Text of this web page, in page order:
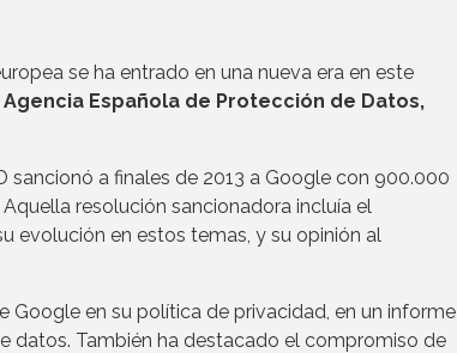
se ha entrado en una nueva era en este
Agencia Española de Protección de Datos,
sancionó a finales de 2013 a Google con 900.000
resolución sancionadora incluía el
evolución en estos temas, y su opinión al
Google en su política de privacidad, en un informe
datos. También ha destacado el compromiso de